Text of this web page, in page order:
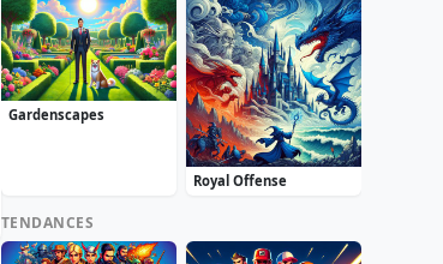
Gardenscapes
Royal Offense
TENDANCES